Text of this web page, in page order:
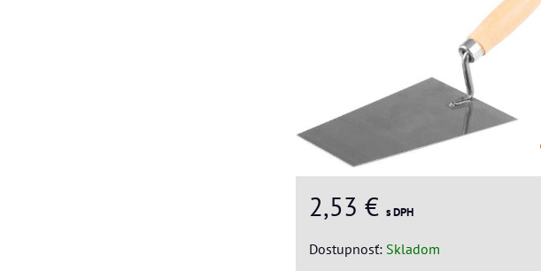
2,53 € s DPH
Dostupnosť: Skladom